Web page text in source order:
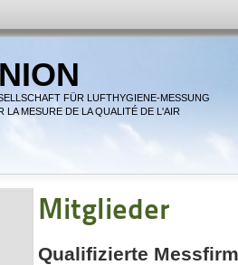
FÜR LUFTHYGIENE-MESSUNG
LA MESURE DE LA QUALITÉ DE L'AIR
Mitglieder
Qualifizierte